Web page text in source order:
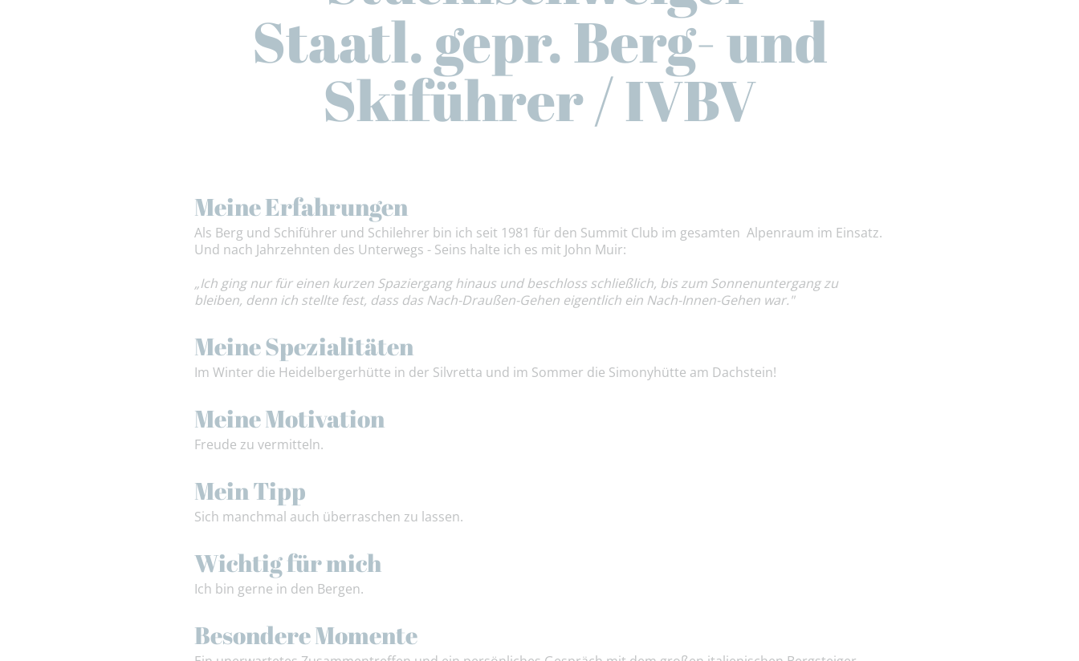
Staatl. gepr. Berg- und
Skiführer / IVBV
Meine Erfahrungen
Als Berg und Schiführer und Schilehrer bin ich seit 1981 für den Summit Club im gesamten Alpenraum im Einsatz.
Und nach Jahrzehnten des Unterwegs - Seins halte ich es mit John Muir:
„Ich ging nur für einen kurzen Spaziergang hinaus und beschloss schließlich, bis zum Sonnenuntergang zu
bleiben, denn ich stellte fest, dass das Nach-Draußen-Gehen eigentlich ein Nach-Innen-Gehen war."
Meine Spezialitäten
Im Winter die Heidelbergerhütte in der Silvretta und im Sommer die Simonyhütte am Dachstein!
Meine Motivation
Freude zu vermitteln.
Mein Tipp
Sich manchmal auch überraschen zu lassen.
Wichtig für mich
Ich bin gerne in den Bergen.
Besondere Momente